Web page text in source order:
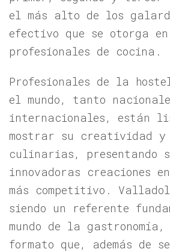
el más alto de los
efectivo que se otorga
profesionales de cocina.
Profesionales de la
el mundo, tanto
internacionales, están
mostrar su creatividad y
culinarias, presentando
innovadoras creaciones
más competitivo.
siendo un referente
mundo de la gastronomía,
formato que, además de